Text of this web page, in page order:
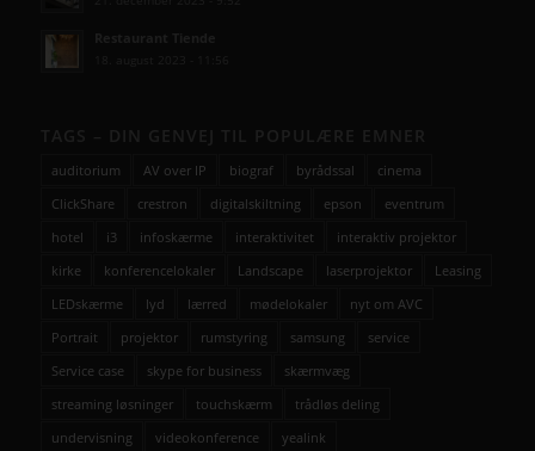
auditorium AV over IP biograf byrådssal
cinema
ClickShare
crestron digitalskiltning epson
eventrum
hotel
i3 infoskærme interaktivitet
interaktiv projektor
kirke
konferencelokaler Landscape laserprojektor
Leasing
LEDskærme
lyd lærred mødelokaler
nyt om AVC
Portrait
projektor rumstyring samsung
service
Service case
skype for business
skærmvæg
streaming løsninger
touchskærm
trådløs deling
undervisning
videokonference yealink